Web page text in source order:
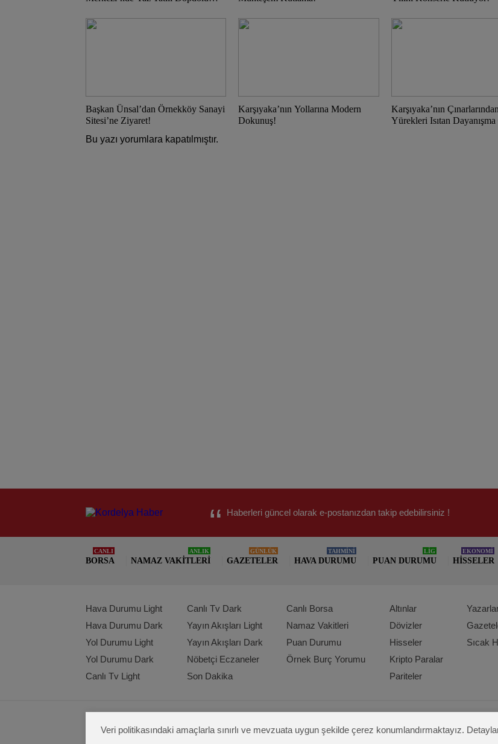
Başkan Ünsal’dan Örnekköy Sanayi
Sitesi’ne Ziyaret!
Karşıyaka’nın Yollarına Modern
Dokunuş!
Karşıyaka’nın Çınarlarından
Yürekleri Isıtan
Bu yazı yorumlara kapatılmıştır.
Haberleri güncel olarak e-postanızdan takip edebilirsiniz !
BORSA
CANLI
NAMAZ VAKITLERI
ANLIK
GAZETELER
GÜNLÜK
HAVA DURUMU
TAHMİNİ
PUAN DURUMU
LİG
HISSELER
EKONOMİ
Hava Durumu Light
Hava Durumu Dark
Yol Durumu Light
Yol Durumu Dark
Canlı Tv Light
Canlı Tv Dark
Yayın Akışları Light
Yayın Akışları Dark
Nöbetçi Eczaneler
Son Dakika
Canlı Borsa
Namaz Vakitleri
Puan Durumu
Örnek Burç Yorumu
Altınlar
Dövizler
Hisseler
Kripto Paralar
Pariteler
Sıcak
Veri politikasındaki amaçlarla sınırlı ve mevzuata uygun şekilde çerez konumlandırmaktayız.